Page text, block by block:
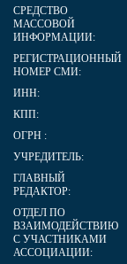
СРЕДСТВО
МАССОВОЙ
ИНФОРМАЦИИ:
РЕГИСТРАЦИОННЫЙ
НОМЕР СМИ:
ИНН:
КПП:
ОГРН :
УЧРЕДИТЕЛЬ:
ГЛАВНЫЙ
РЕДАКТОР:
ОТДЕЛ ПО
ВЗАИМОДЕЙСТВИЮ
С УЧАСТНИКАМИ
АССОЦИАЦИИ: